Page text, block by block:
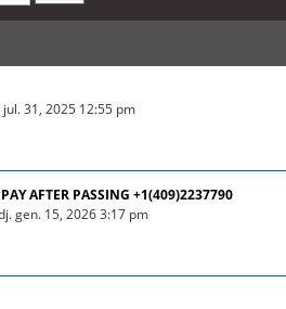
jul. 31, 2025 12:55 pm
AFTER PASSING +1(409)2237790
gen. 15, 2026 3:17 pm